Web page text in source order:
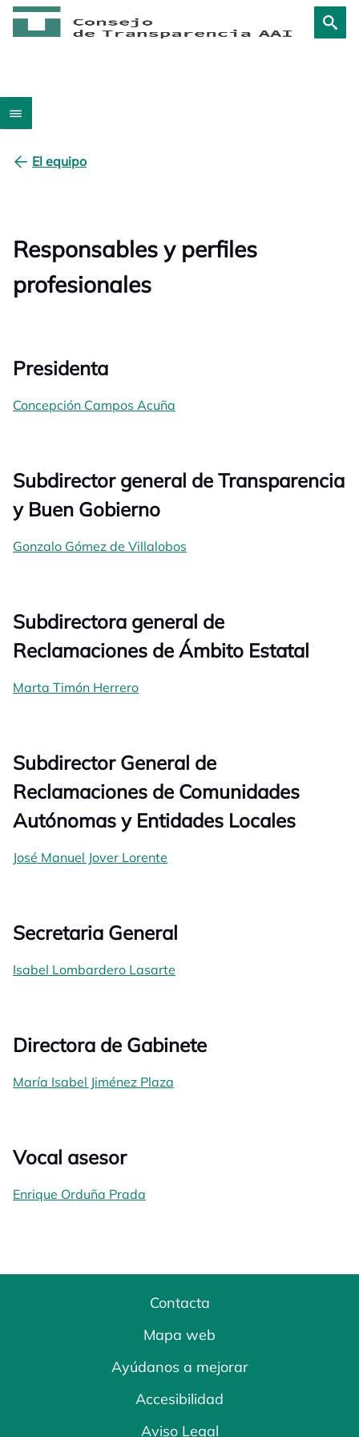
El equipo
Responsables y perfiles
profesionales
Presidenta
Concepción Campos Acuña
Subdirector general de Transparencia
y Buen Gobierno
Gonzalo Gómez de Villalobos
Subdirectora general de
Reclamaciones de Ámbito Estatal
Marta Timón Herrero
Subdirector General de
Reclamaciones de Comunidades
Autónomas y Entidades Locales
José Manuel Jover Lorente
Secretaria General
Isabel Lombardero Lasarte
Directora de Gabinete
María Isabel Jiménez Plaza
Vocal asesor
Enrique Orduña Prada
Contacta
Mapa web
Ayúdanos a mejorar
Accesibilidad
Aviso Legal